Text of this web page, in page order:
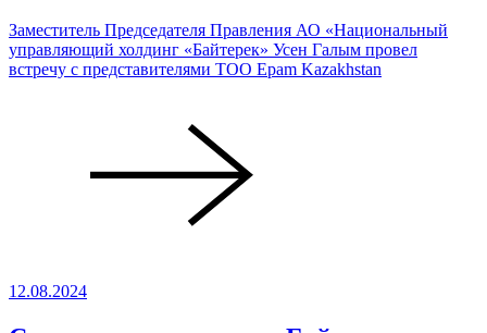
Заместитель Председателя Правления АО «Национальный
управляющий холдинг «Байтерек» Усен Галым провел
встречу с представителями ТОО Epam Kazakhstan
12.08.2024